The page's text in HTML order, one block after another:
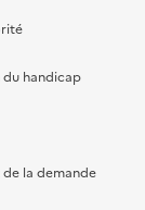
handicap
la demande